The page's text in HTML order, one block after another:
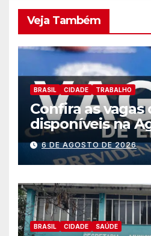
Veja Também
BRASIL CIDADE TRABALHO
Confira as
disponíveis na
Trabalhador
6 DE AGOSTO DE 2026
BRASIL CIDADE SAÚDE